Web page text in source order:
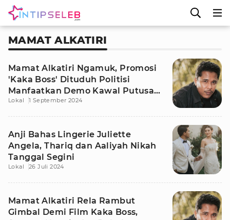
MAMAT ALKATIRI
Mamat Alkatiri Ngamuk, Promosi
'Kaka Boss' Dituduh Politisi
Manfaatkan Demo Kawal Putusan
MK
Lokal 1 September 2024
Anji Bahas Lingerie Juliette
Angela, Thariq dan Aaliyah Nikah
Tanggal Segini
Lokal 26 Juli 2024
Mamat Alkatiri Rela Rambut
Gimbal Demi Film Kaka Boss,